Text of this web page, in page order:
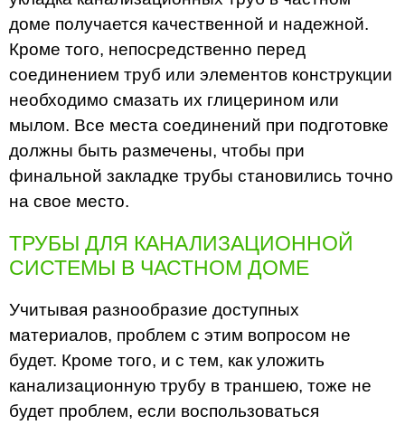
доме получается качественной и надежной.
Кроме того, непосредственно перед
соединением труб или элементов конструкции
необходимо смазать их глицерином или
мылом. Все места соединений при подготовке
должны быть размечены, чтобы при
финальной закладке трубы становились точно
на свое место.
ТРУБЫ ДЛЯ КАНАЛИЗАЦИОННОЙ
СИСТЕМЫ В ЧАСТНОМ ДОМЕ
Учитывая разнообразие доступных
материалов, проблем с этим вопросом не
будет. Кроме того, и с тем, как уложить
канализационную трубу в траншею, тоже не
будет проблем, если воспользоваться